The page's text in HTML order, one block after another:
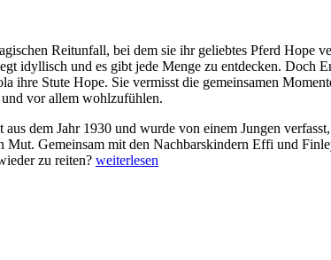
Reitunfall, bei dem sie ihr geliebtes Pferd
idyllisch und es gibt jede Menge zu entdecken. Doch
ihre Stute Hope. Sie vermisst die gemeinsamen
vor allem wohlzufühlen.
dem Jahr 1930 und wurde von einem Jungen
Gemeinsam mit den Nachbarskindern Effi und
zu reiten? „Sommerwind
weiterlesen